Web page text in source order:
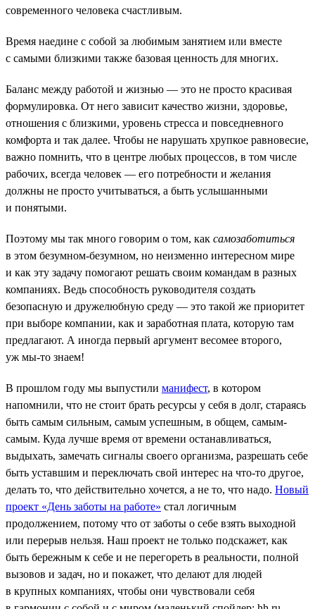
современного человека счастливым.
Время наедине с собой за любимым занятием или вместе
с самыми близкими также базовая ценность для многих.
Баланс между работой и жизнью — это не просто красивая
формулировка. От него зависит качество жизни, здоровье,
отношения с близкими, уровень стресса и повседневного
комфорта и так далее. Чтобы не нарушать хрупкое равновесие,
важно помнить, что в центре любых процессов, в том числе
рабочих, всегда человек — его потребности и желания
должны не просто учитываться, а быть услышанными
и понятыми.
Поэтому мы так много говорим о том, как самозаботиться
в этом безумном-безумном, но неизменно интересном мире
и как эту задачу помогают решать своим командам в разных
компаниях. Ведь способность руководителя создать
безопасную и дружелюбную среду — это такой же приоритет
при выборе компании, как и заработная плата, которую там
предлагают. А иногда первый аргумент весомее второго,
уж мы-то знаем!
В прошлом году мы выпустили манифест, в котором
напомнили, что не стоит брать ресурсы у себя в долг, стараясь
быть самым сильным, самым успешным, в общем, самым-
самым. Куда лучше время от времени останавливаться,
выдыхать, замечать сигналы своего организма, разрешать себе
быть уставшим и переключать свой интерес на что-то другое,
делать то, что действительно хочется, а не то, что надо. Новый
проект «День заботы на работе» стал логичным
продолжением, потому что от заботы о себе взять выходной
или перерыв нельзя. Наш проект не только подскажет, как
быть бережным к себе и не перегореть в реальности, полной
вызовов и задач, но и покажет, что делают для людей
в крупных компаниях, чтобы они чувствовали себя